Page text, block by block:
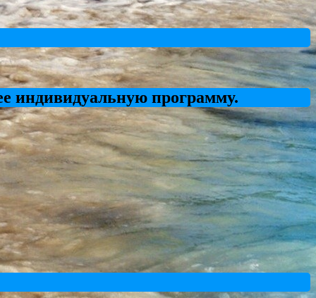
индивидуальную программу.